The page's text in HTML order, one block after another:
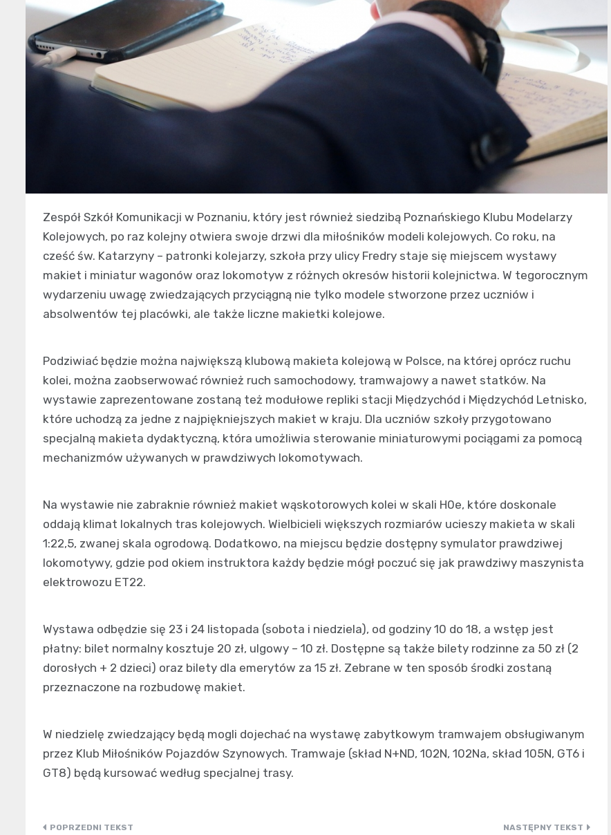
Zespół Szkół Komunikacji w Poznaniu, który jest również siedzibą Poznańskiego Klubu Modelarzy
Kolejowych, po raz kolejny otwiera swoje drzwi dla miłośników modeli kolejowych. Co roku, na
cześć św. Katarzyny – patronki kolejarzy, szkoła przy ulicy Fredry staje się miejscem wystawy
makiet i miniatur wagonów oraz lokomotyw z różnych okresów historii kolejnictwa. W tegorocznym
wydarzeniu uwagę zwiedzających przyciągną nie tylko modele stworzone przez uczniów i
absolwentów tej placówki, ale także liczne makietki kolejowe.
Podziwiać będzie można największą klubową makieta kolejową w Polsce, na której oprócz ruchu
kolei, można zaobserwować również ruch samochodowy, tramwajowy a nawet statków. Na
wystawie zaprezentowane zostaną też modułowe repliki stacji Międzychód i Międzychód Letnisko,
które uchodzą za jedne z najpiękniejszych makiet w kraju. Dla uczniów szkoły przygotowano
specjalną makieta dydaktyczną, która umożliwia sterowanie miniaturowymi pociągami za pomocą
mechanizmów używanych w prawdziwych lokomotywach.
Na wystawie nie zabraknie również makiet wąskotorowych kolei w skali H0e, które doskonale
oddają klimat lokalnych tras kolejowych. Wielbicieli większych rozmiarów ucieszy makieta w skali
1:22,5, zwanej skala ogrodową. Dodatkowo, na miejscu będzie dostępny symulator prawdziwej
lokomotywy, gdzie pod okiem instruktora każdy będzie mógł poczuć się jak prawdziwy maszynista
elektrowozu ET22.
Wystawa odbędzie się 23 i 24 listopada (sobota i niedziela), od godziny 10 do 18, a wstęp jest
płatny: bilet normalny kosztuje 20 zł, ulgowy – 10 zł. Dostępne są także bilety rodzinne za 50 zł (2
dorosłych + 2 dzieci) oraz bilety dla emerytów za 15 zł. Zebrane w ten sposób środki zostaną
przeznaczone na rozbudowę makiet.
W niedzielę zwiedzający będą mogli dojechać na wystawę zabytkowym tramwajem obsługiwanym
przez Klub Miłośników Pojazdów Szynowych. Tramwaje (skład N+ND, 102N, 102Na, skład 105N, GT6 i
GT8) będą kursować według specjalnej trasy.